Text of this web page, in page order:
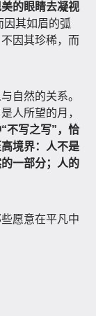
的眼睛去凝视
因其如眉的弧
因其珍稀，而
自然的关系。
人所望的月，
不写之写”，恰
境界：人不是
一部分；人的
愿意在平凡中